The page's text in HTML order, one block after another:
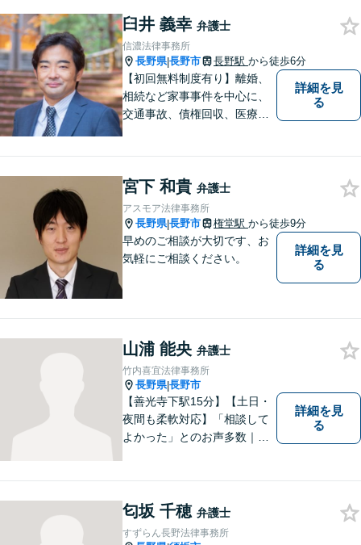
臼井 義幸 弁護士
信濃法律事務所
長野県|長野市 長野駅 から徒歩6分
【初回無料制度有り】離婚、
相続など家事事件を中心に、
交通事故、債権回収、医療過
詳細を見
る
宮下 和貴 弁護士
アスモア法律事務所
長野県|長野市 権堂駅 から徒歩9分
早めのご相談が大切です、お
気軽にご相談ください。
詳細を見
る
山浦 能央 弁護士
竹内喜宜法律事務所
長野県|長野市
【善光寺下駅15分】【土日・
夜間も柔軟対応】「相談して
よかった」とのお声多数｜交
どんな小さなお悩みでも、ま
ずはお気軽にご相談くださ
詳細を見
る
匂坂 千穂 弁護士
すずらん長野法律事務所